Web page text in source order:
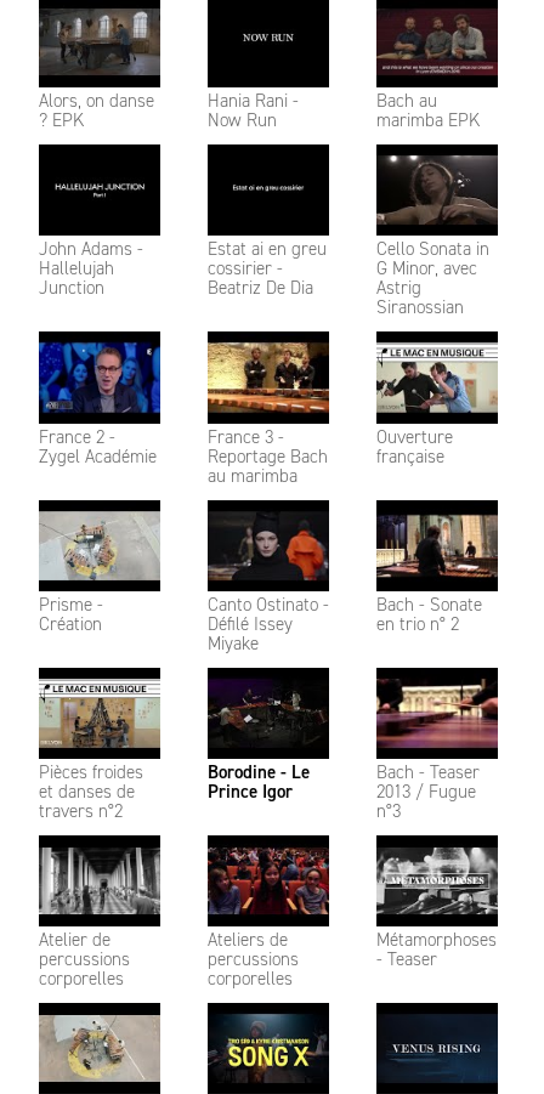
Alors, on danse
? EPK
Hania Rani -
Now Run
Bach au
marimba EPK
John Adams -
Hallelujah
Junction
Estat ai en greu
cossirier -
Beatriz De Dia
Cello Sonata in
G Minor, avec
Astrig
Siranossian
France 2 -
Zygel Académie
France 3 -
Reportage Bach
au marimba
Ouverture
française
Prisme -
Création
Canto Ostinato -
Défilé Issey
Miyake
Bach - Sonate
en trio n° 2
Pièces froides
et danses de
travers n°2
Borodine - Le
Prince Igor​​​​​​​
Bach - Teaser
2013 / Fugue
n°3
Atelier de
percussions
corporelles
Ateliers de
percussions
corporelles
Métamorphoses
- Teaser